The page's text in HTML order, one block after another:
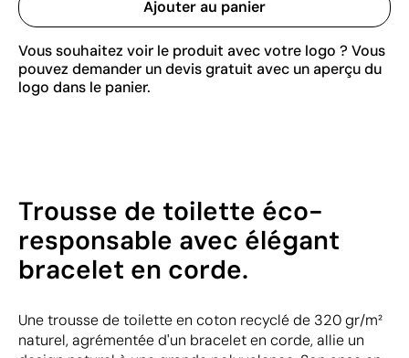
Ajouter au panier
Vous souhaitez voir le produit avec votre logo ? Vous
pouvez demander un devis gratuit avec un aperçu du
logo dans le panier.
Trousse de toilette éco-
responsable avec élégant
bracelet en corde.
Une trousse de toilette en coton recyclé de 320 gr/m²
naturel, agrémentée d'un bracelet en corde, allie un